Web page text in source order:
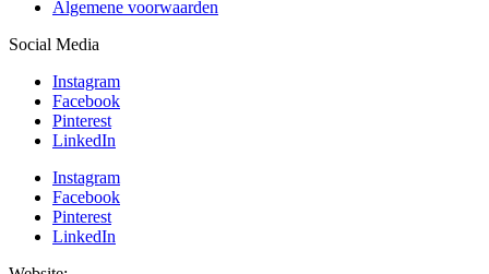
Algemene voorwaarden
Social Media
Instagram
Facebook
Pinterest
LinkedIn
Instagram
Facebook
Pinterest
LinkedIn